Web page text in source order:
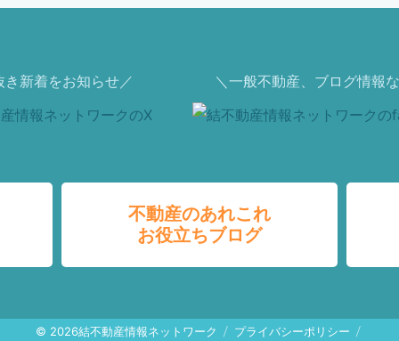
き新着をお知らせ／ ＼一般不動産、ブログ情報
不動産のあれこれ
お役立ちブログ
© 2026結不動産情報ネットワーク プライバシーポリシー